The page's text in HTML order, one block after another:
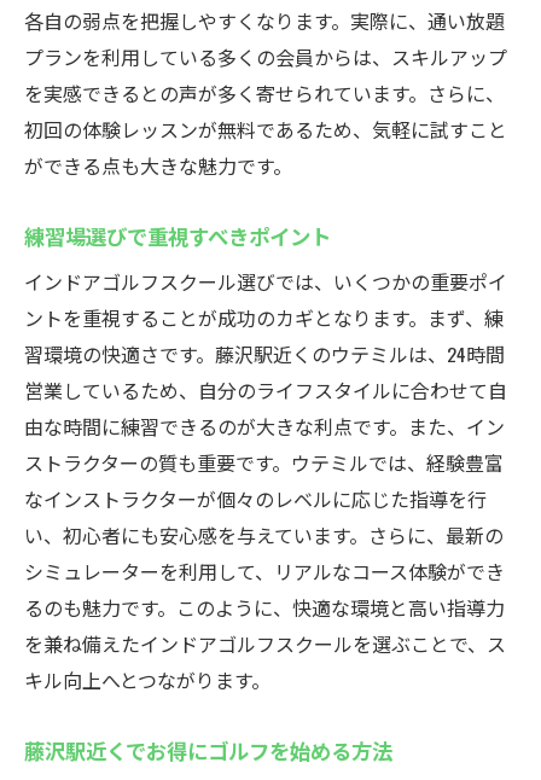
各自の弱点を把握しやすくなります。実際に、通い放題
プランを利用している多くの会員からは、スキルアップ
を実感できるとの声が多く寄せられています。さらに、
初回の体験レッスンが無料であるため、気軽に試すこと
ができる点も大きな魅力です。
練習場選びで重視すべきポイント
インドアゴルフスクール選びでは、いくつかの重要ポイ
ントを重視することが成功のカギとなります。まず、練
習環境の快適さです。藤沢駅近くのウテミルは、24時間
営業しているため、自分のライフスタイルに合わせて自
由な時間に練習できるのが大きな利点です。また、イン
ストラクターの質も重要です。ウテミルでは、経験豊富
なインストラクターが個々のレベルに応じた指導を行
い、初心者にも安心感を与えています。さらに、最新の
シミュレーターを利用して、リアルなコース体験ができ
るのも魅力です。このように、快適な環境と高い指導力
を兼ね備えたインドアゴルフスクールを選ぶことで、ス
キル向上へとつながります。
藤沢駅近くでお得にゴルフを始める方法